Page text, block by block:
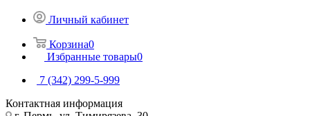
Личный кабинет
Корзина0
Избранные товары0
7 (342) 299-5-999
Контактная информация